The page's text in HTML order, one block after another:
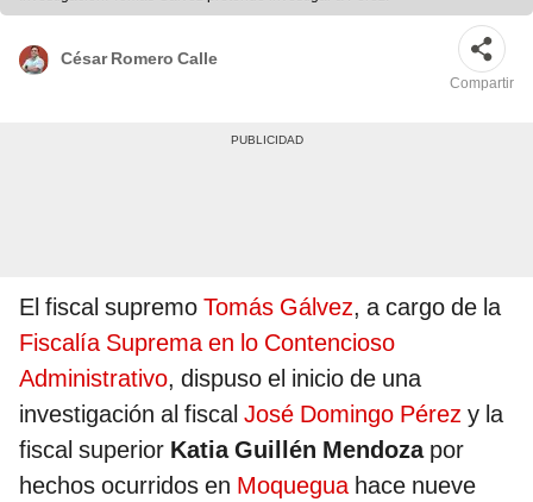
César Romero Calle
Compartir
El fiscal supremo Tomás Gálvez, a cargo de la
Fiscalía Suprema en lo Contencioso
Administrativo, dispuso el inicio de una
investigación al fiscal José Domingo Pérez y la
fiscal superior Katia Guillén Mendozapor
hechos ocurridos en Moquegua hace nueve